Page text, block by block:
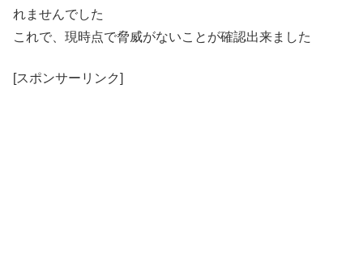
れませんでした
これで、現時点で脅威がないことが確認出来ました
[スポンサーリンク]